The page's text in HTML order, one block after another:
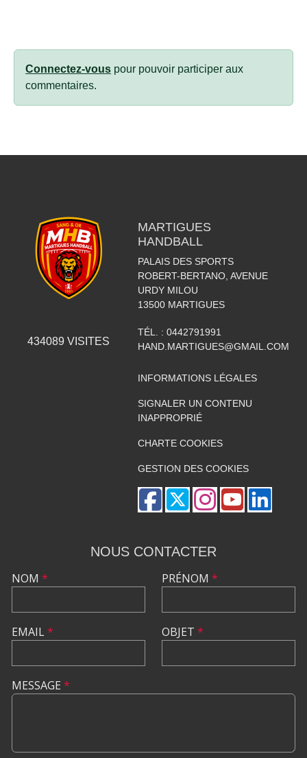
Connectez-vous pour pouvoir participer aux
commentaires.
434089 VISITES
MARTIGUES
HANDBALL
PALAIS DES SPORTS
ROBERT-BERTANO, AVENUE
URDY MILOU
13500 MARTIGUES
TÉL. : 0442791991
HAND.MARTIGUES@GMAIL.COM
INFORMATIONS LÉGALES
SIGNALER UN CONTENU
INAPPROPRIÉ
CHARTE COOKIES
GESTION DES COOKIES
NOUS CONTACTER
NOM *
EMAIL*
PRÉNOM *
OBJET *
MESSAGE *